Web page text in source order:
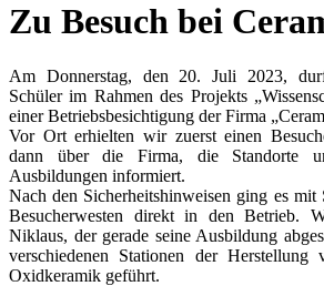
Zu Besuch bei
Textkörper
Am Donnerstag, den 20. Juli 2023,
Schüler im Rahmen des Projekts
einer Betriebsbesichtigung der Firma
Vor Ort erhielten wir zuerst einen
dann über die Firma, die Standorte
Ausbildungen informiert.
Nach den Sicherheitshinweisen ging es mit
Besucherwesten direkt in den Betrieb.
Niklaus, der gerade seine Ausbildung
verschiedenen Stationen der Herstellung
Oxidkeramik geführt.